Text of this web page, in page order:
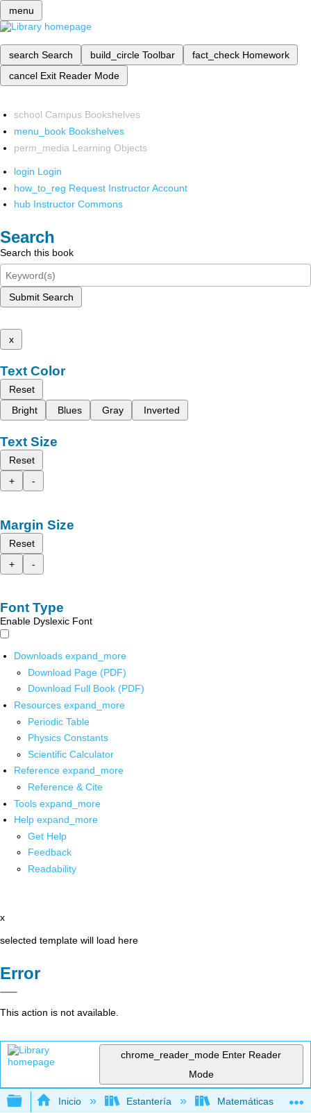
menu
search Search build_circle Toolbar fact_check Homework
cancel Exit Reader Mode
school Campus Bookshelves
menu_book Bookshelves
perm_media Learning Objects
login Login
how_to_reg Request Instructor Account
hub Instructor Commons
Search
Search this book
Submit Search
x
Text Color
Reset
Bright
Blues Gray Inverted
Text Size
Reset
+
-
Margin Size
Reset
+
-
Font Type
Enable Dyslexic Font
Downloads expand_more
Download Page (PDF)
Download Full Book (PDF)
Resources expand_more
Periodic Table
Physics Constants
Scientific Calculator
Reference expand_more
Reference & Cite
Tools expand_more
Help expand_more
Get Help
Feedback
Readability
x
selected template will load here
Error
This action is not available.
chrome_reader_mode Enter Reader
Mode
Expandir/contraer jerarquía global
Inicio Estantería Matemáticas